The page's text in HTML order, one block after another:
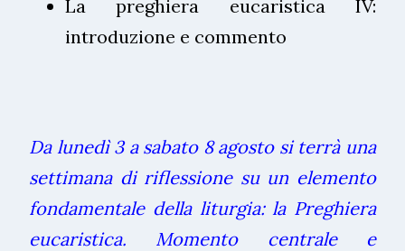
La preghiera eucaristica IV:
introduzione e commento
Da lunedì 3 a sabato 8 agosto si terrà una
settimana di riflessione su un elemento
fondamentale della liturgia: la Preghiera
eucaristica. Momento centrale e